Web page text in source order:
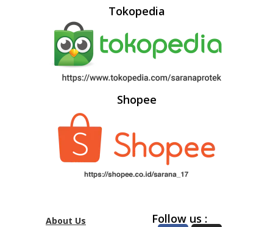
Tokopedia
Shopee
About Us
Follow us :